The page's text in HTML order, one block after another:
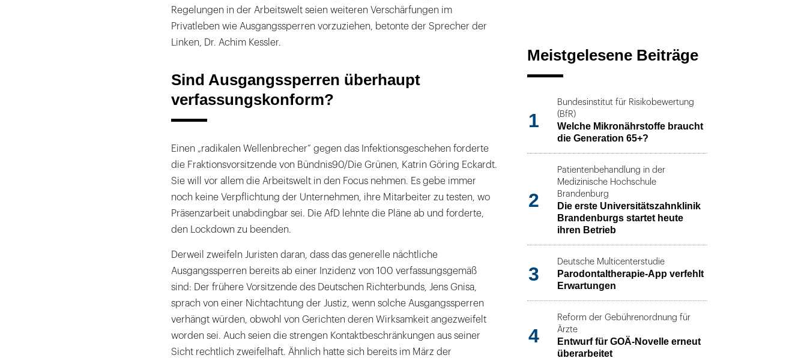
Regelungen in der Arbeitswelt seien weiteren Verschärfungen im
Privatleben wie Ausgangssperren vorzuziehen, betonte der Sprecher der
Linken, Dr. Achim Kessler.
Sind Ausgangssperren überhaupt
verfassungskonform?
Einen „radikalen Wellenbrecher“ gegen das Infektionsgeschehen forderte
die Fraktionsvorsitzende von Bündnis90/Die Grünen, Katrin Göring Eckardt.
Sie will vor allem die Arbeitswelt in den Focus nehmen. Es gebe immer
noch keine Verpflichtung der Unternehmen, ihre Mitarbeiter zu testen, wo
Präsenzarbeit unabdingbar sei. Die AfD lehnte die Pläne ab und forderte,
den Lockdown zu beenden.
Derweil zweifeln Juristen daran, dass das generelle nächtliche
Ausgangssperren bereits ab einer Inzidenz von 100 verfassungsgemäß
sind: Der frühere Vorsitzende des Deutschen Richterbunds, Jens Gnisa,
sprach von einer Nichtachtung der Justiz, wenn solche Ausgangssperren
verhängt würden, obwohl von Gerichten deren Wirksamkeit angezweifelt
worden sei. Auch seien die strengen Kontaktbeschränkungen aus seiner
Sicht rechtlich zweifelhaft. Ähnlich hatte sich bereits im März der
Meistgelesene Beiträge
1
Bundesinstitut für Risikobewertung
(BfR)
Welche Mikronährstoffe braucht
die Generation 65+?
2
Patientenbehandlung in der
Medizinische Hochschule
Brandenburg
Die erste Universitätszahnklinik
Brandenburgs startet heute
ihren Betrieb
3
Deutsche Multicenterstudie
Parodontaltherapie-App verfehlt
Erwartungen
4
Reform der Gebührenordnung für
Ärzte
Entwurf für GOÄ-Novelle erneut
überarbeitet